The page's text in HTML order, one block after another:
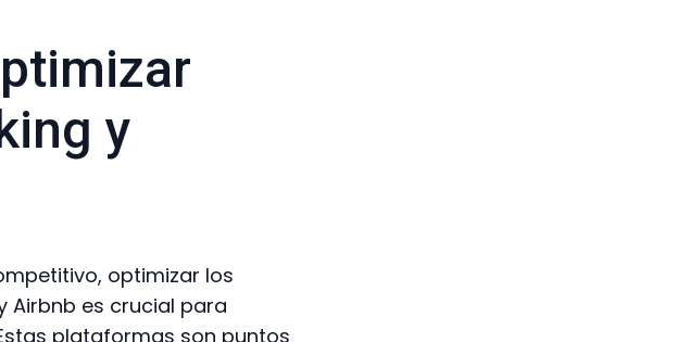
y
optimizar los
Airbnb es crucial para
plataformas son puntos